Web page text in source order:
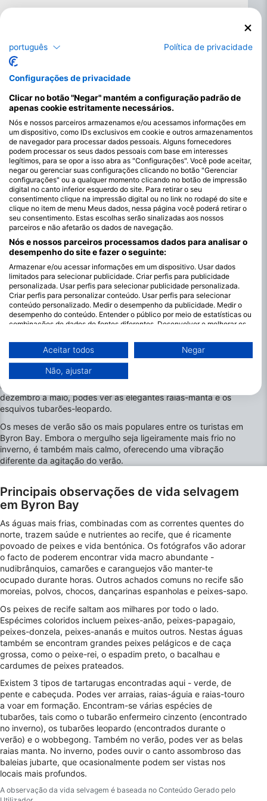
Os melhores meses para mergulhar em
Byron Bay
É possível mergulhar em Byron Bay durante todo o ano devido
ao clima subtropical quente e húmido. Os invernos (maio -
setembro) tendem a ser amenos, com máximas diárias de
19oC e temperaturas da água de 23oC. Um casaco de 3 mm
de comprimento total é muitas vezes suficiente. Os Verões
(novembro - março) são quentes, com temperaturas diárias de
Algumas espécies são vistas em épocas específicas do ano.
Os tubarões-enfermeiros cinzentos são vistos nos meses de
inverno, entre maio e novembro, assim como as baleias-
corcundas, que passam por aqui na sua migração anual. De
dezembro a maio, podes ver as elegantes raias-manta e os
esquivos tubarões-leopardo.
Os meses de verão são os mais populares entre os turistas em
Byron Bay. Embora o mergulho seja ligeiramente mais frio no
inverno, é também mais calmo, oferecendo uma vibração
diferente da agitação do verão.
Principais observações de vida selvagem
em Byron Bay
As águas mais frias, combinadas com as correntes quentes do
norte, trazem saúde e nutrientes ao recife, que é ricamente
povoado de peixes e vida bentónica. Os fotógrafos vão adorar
o facto de poderem encontrar vida macro abundante -
nudibrânquios, camarões e caranguejos vão manter-te
ocupado durante horas. Outros achados comuns no recife são
moreias, polvos, chocos, dançarinas espanholas e peixes-sapo.
Os peixes de recife saltam aos milhares por todo o lado.
Espécimes coloridos incluem peixes-anão, peixes-papagaio,
peixes-donzela, peixes-ananás e muitos outros. Nestas águas
também se encontram grandes peixes pelágicos e de caça
grossa, como o peixe-rei, o espadim preto, o bacalhau e
cardumes de peixes prateados.
Existem 3 tipos de tartarugas encontradas aqui - verde, de
pente e cabeçuda. Podes ver arraias, raias-águia e raias-touro
a voar em formação. Encontram-se várias espécies de
tubarões, tais como o tubarão enfermeiro cinzento (encontrado
no inverno), os tubarões leopardo (encontrados durante o
verão) e o wobbegong. Também no verão, podes ver as belas
raias manta. No inverno, podes ouvir o canto assombroso das
baleias jubarte, que ocasionalmente podem ser vistas nos
locais mais profundos.
A observação da vida selvagem é baseada no Conteúdo Gerado pelo
português Política de privacidade
Configurações de privacidade
Clicar no botão "Negar" mantém a configuração padrão de
apenas cookie estritamente necessários.
Nós e nossos parceiros armazenamos e/ou acessamos informações em
um dispositivo, como IDs exclusivos em cookie e outros armazenamentos
de navegador para processar dados pessoais. Alguns fornecedores
podem processar os seus dados pessoais com base em interesses
legítimos, para se opor a isso abra as "Configurações". Você pode aceitar,
negar ou gerenciar suas configurações clicando no botão "Gerenciar
configurações" ou a qualquer momento clicando no botão de impressão
digital no canto inferior esquerdo do site. Para retirar o seu
consentimento clique na impressão digital ou no link no rodapé do site e
clique no item de menu Meus dados, nessa página você poderá retirar o
seu consentimento. Estas escolhas serão sinalizadas aos nossos
parceiros e não afetarão os dados de navegação.
Nós e nossos parceiros processamos dados para analisar o
desempenho do site e fazer o seguinte:
Armazenar e/ou acessar informações em um dispositivo. Usar dados
limitados para selecionar publicidade. Criar perfis para publicidade
personalizada. Usar perfis para selecionar publicidade personalizada.
Criar perfis para personalizar conteúdo. Usar perfis para selecionar
conteúdo personalizado. Medir o desempenho da publicidade. Medir o
desempenho do conteúdo. Entender o público por meio de estatísticas ou
combinações de dados de fontes diferentes. Desenvolver e melhorar os
Você pode encontrar mais informações sobre o uso de dados pelo Google
aqui: https://business.safety.google/privacy/
Os dados podem ser partilhados fora da União Europeia e enviados para
este site/aplicativo.
Ver lista de parceiros (1 fornecedores IAB)
Utilizamos os seus dados para as seguintes finalidades:
Finalidades de processamento do IAB:
Armazenar e/ou acessar informações em um
Usar dados limitados para selecionar
publicidade
Criar perfis para publicidade personalizada
Usar perfis para selecionar publicidade
personalizada
Criar perfis para personalizar conteúdo
Usar perfis para selecionar conteúdo
personalizado
Medir o desempenho da publicidade
Medir o desempenho do conteúdo
Entender o público por meio de estatísticas
ou combinações de dados de fontes
diferentes.
Desenvolver e melhorar os serviços
Usar dados limitados para selecionar
conteúdo
Recursos especiais do IAB:
Aceitar todos Negar
Não, ajustar